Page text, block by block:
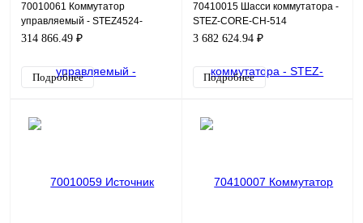
70010061 Коммутатор
управляемый - STEZ4524-
4GSFP-HV
314 866.49 ₽
Подробнее
70410015 Шасси коммутатора -
STEZ-CORE-CH-514
3 682 624.94 ₽
Подробнее